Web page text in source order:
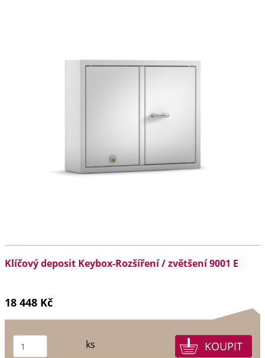
Klíčový deposit Keybox-Rozšíření / zvětšení 9001 E
18 448 Kč
ks